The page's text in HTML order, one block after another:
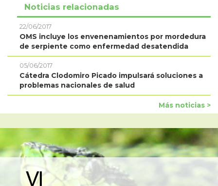
Noticias relacionadas
22/06/2017
OMS incluye los envenenamientos por mordedura
de serpiente como enfermedad desatendida
05/06/2017
Cátedra Clodomiro Picado impulsará soluciones a
problemas nacionales de salud
Más noticias >